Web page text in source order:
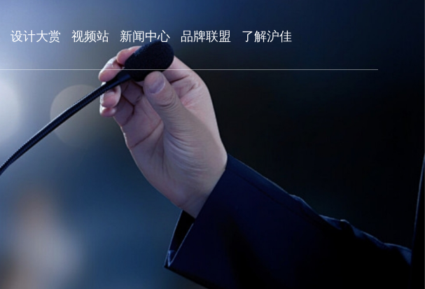
设计大赏 视频站 新闻中心 品牌联盟 了解沪佳